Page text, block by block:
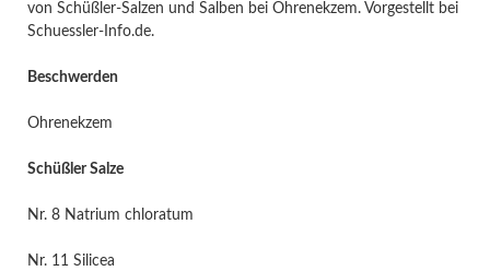
von Schüßler-Salzen und Salben bei Ohrenekzem. Vorgestellt bei
Schuessler-Info.de.
Beschwerden
Ohrenekzem
Schüßler Salze
Nr. 8 Natrium chloratum
Nr. 11 Silicea